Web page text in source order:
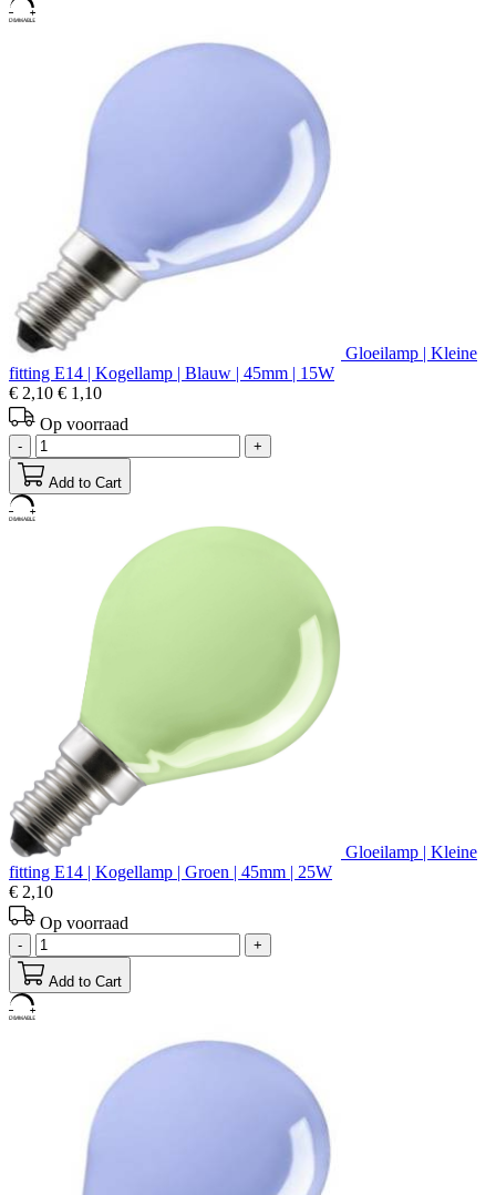
Gloeilamp | Kleine
fitting E14 | Kogellamp | Blauw | 45mm | 15W
€ 2,10 € 1,10
Op voorraad
- +
Add to Cart
Gloeilamp | Kleine
fitting E14 | Kogellamp | Groen | 45mm | 25W
€ 2,10
Op voorraad
- +
Add to Cart